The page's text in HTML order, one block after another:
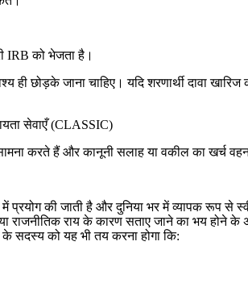
IRB को भेजता है।
जाना चाहिए। यदि शरणार्थी दावा
सेवाएँ (CLASSIC)
करते हैं और कानूनी सलाह या वकील का खर्च
प्रयोग की जाती है और दुनिया भर में व्यापक रूप से
राजनीतिक राय के कारण सताए जाने का भय होने के
सदस्य को यह भी तय करना होगा कि: